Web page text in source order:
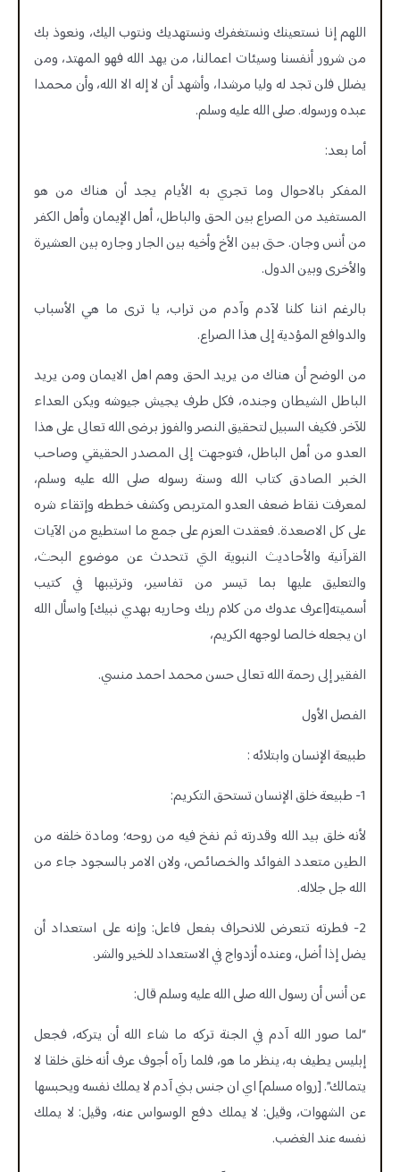
اللهم إنا نستعينك ونستغفرك ونستهديك ونتوب اليك، ونعوذ بك
من شرور أنفسنا وسيئات اعمالنا، من يهد الله فهو المهتد، ومن
يضلل فلن تجد له وليا مرشدا، وأشهد أن لا إله الا الله، وأن محمدا
عبده ورسوله. صلى الله عليه وسلم.
أما بعد:
المفكر بالاحوال وما تجري به الأيام يجد أن هناك من هو
المستفيد من الصراع بين الحق والباطل، أهل الإيمان وأهل الكفر
من أنس وجان. حتى بين الأخ وأخيه بين الجار وجاره بين العشيرة
والأخرى وبين الدول.
بالرغم اننا كلنا لآدم وآدم من تراب، يا ترى ما هي الأسباب
والدوافع المؤدية إلى هذا الصراع.
من الوضح أن هناك من يريد الحق وهم اهل الايمان ومن يريد
الباطل الشيطان وجنده، فكل طرف يجيش جيوشه ويكن العداء
للآخر. فكيف السبيل لتحقيق النصر والفوز برضى الله تعالى على هذا
العدو من أهل الباطل، فتوجهت إلى المصدر الحقيقي وصاحب
الخبر الصادق كتاب الله وسنة رسوله صلى الله عليه وسلم،
لمعرفت نقاط ضعف العدو المتربص وكشف خططه وإتقاء شره
على كل الاصعدة. فعقدت العزم على جمع ما استطيع من الآيات
القرآنية والأحاديث النبوية التي تتحدث عن موضوع البحث،
والتعليق عليها بما تيسر من تفاسير، وترتيبها في كتيب
أسميته[اعرف عدوك من كلام ربك وحاربه بهدي نبيك] واسأل الله
ان يجعله خالصا لوجهه الكريم،
الفقير إلى رحمة الله تعالى حسن محمد احمد منسي.
الفصل الأول
طبيعة الإنسان وابتلائه :
1- طبيعة خلق الإنسان تستحق التكريم:
لأنه خلق بيد الله وقدرته ثم نفخ فيه من روحه؛ ومادة خلقه من
الطين متعدد الفوائد والخصائص، ولان الامر بالسجود جاء من
الله جل جلاله.
2- فطرته تتعرض للانحراف بفعل فاعل: وإنه على استعداد أن
يضل إذا أضل، وعنده أزدواج في الاستعداد للخير والشر.
عن أنس أن رسول الله صلى الله عليه وسلم قال:
“لما صور الله آدم في الجنة تركه ما شاء الله أن يتركه، فجعل
إبليس يطيف به، ينظر ما هو، فلما رآه أجوف عرف أنه خلق خلقا لا
يتمالك”. [رواه مسلم] اي ان جنس بني آدم لا يملك نفسه ويحبسها
عن الشهوات، وقيل: لا يملك دفع الوسواس عنه، وقيل: لا يملك
نفسه عند الغضب.